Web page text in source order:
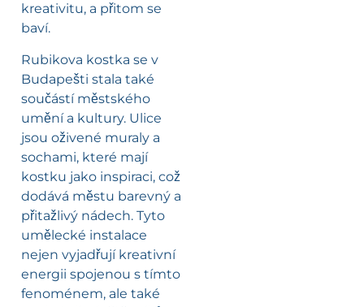
kreativitu, a přitom se
baví.
Rubikova kostka se v
Budapešti stala také
součástí městského
umění a kultury. Ulice
jsou oživené muraly a
sochami, které mají
kostku jako inspiraci, což
dodává městu barevný a
přitažlivý nádech. Tyto
umělecké instalace
nejen vyjadřují kreativní
energii spojenou s tímto
fenoménem, ale také